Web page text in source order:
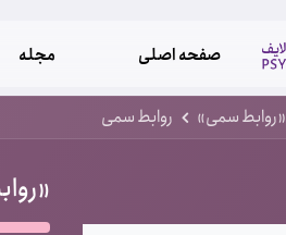
صفحه اصلی مجله
«روابط سمی» روابط سمی